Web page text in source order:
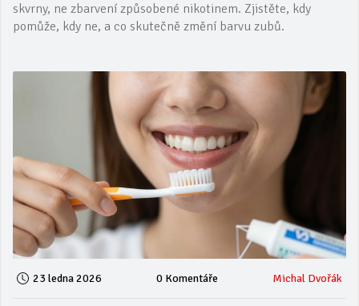
skvrny, ne zbarvení způsobené nikotinem. Zjistěte, kdy
pomůže, kdy ne, a co skutečně změní barvu zubů.
23 ledna 2026 0 Komentáře Michal Dvořák